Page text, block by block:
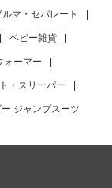
マ・セパレート |
| ベビー雑貨 |
ォーマー |
・スリーパー |
ジャンプスーツ